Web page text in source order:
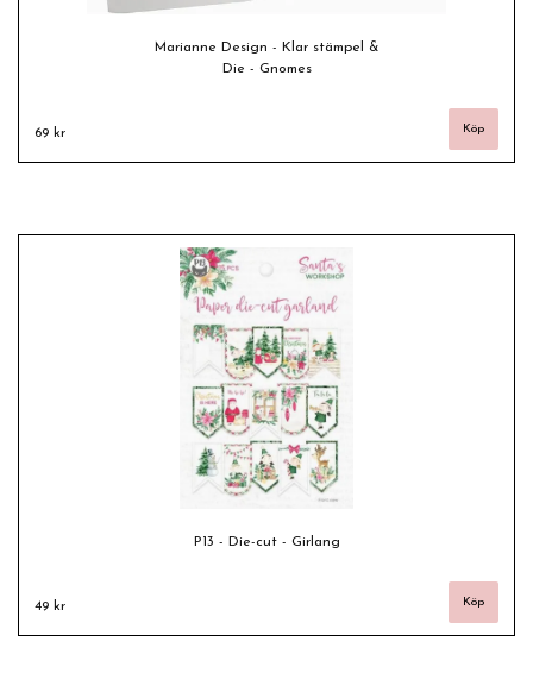
Marianne Design - Klar stämpel &
Die - Gnomes
69 kr
P13 - Die-cut - Girlang
49 kr